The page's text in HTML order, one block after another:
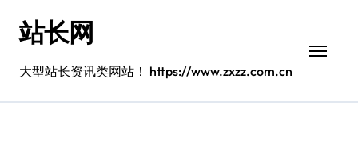
站长网
大型站长资讯类网站！ https://www.zxzz.com.cn